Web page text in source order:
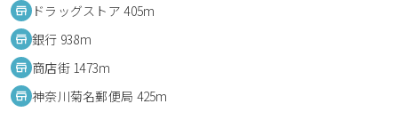
ドラッグストア 405m
銀行 938m
商店街 1473m
神奈川菊名郵便局 425m